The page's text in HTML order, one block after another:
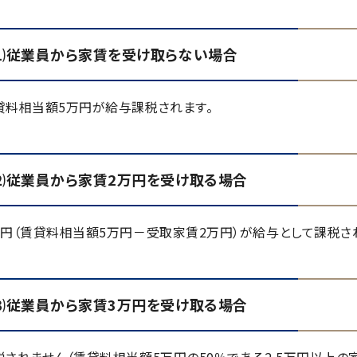
業員から家賃を受け取らない場合
料相当額5万円が給与課税されます。
業員から家賃2万円を受け取る場合
（賃貸料相当額5万円－受取家賃2万円）が給与として課税さ
業員から家賃3万円を受け取る場合